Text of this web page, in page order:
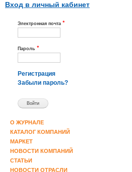
Вход в личный кабинет
Электронная почта *
Пароль *
Регистрация
Забыли пароль?
О ЖУРНАЛЕ
КАТАЛОГ КОМПАНИЙ
МАРКЕТ
НОВОСТИ КОМПАНИЙ
СТАТЬИ
НОВОСТИ ОТРАСЛИ